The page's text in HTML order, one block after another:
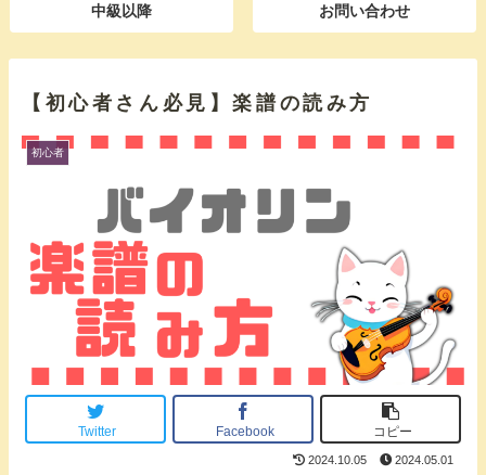
中級以降 お問い合わせ
【初心者さん必見】楽譜の読み方
初心者
Twitter Facebook コピー
2024.10.05 2024.05.01